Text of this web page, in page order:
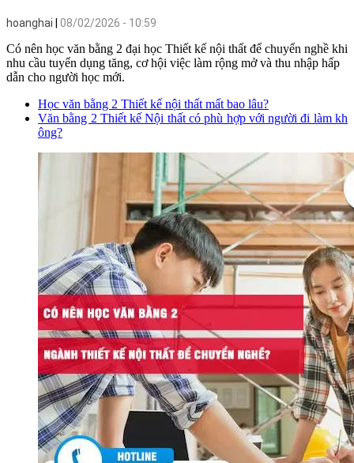
hoanghai 08/02/2026 - 10:59
Có nên học văn bằng 2 đại học Thiết kế nội thất để chuyển nghề khi
nhu cầu tuyển dụng tăng, cơ hội việc làm rộng mở và thu nhập hấp
dẫn cho người học mới.
Học văn bằng 2 Thiết kế nội thất mất bao lâu?
Văn bằng 2 Thiết kế Nội thất có phù hợp với người đi làm kh
ông?